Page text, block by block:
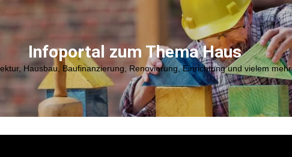
Infoportal zum Thema Haus
Hausbau, Baufinanzierung, Renovierung, Einrichtung und vielem mehr